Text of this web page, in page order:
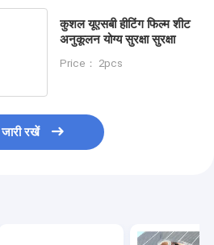
कुशल यूएसबी हीटिंग फिल्म शीट
अनुकूलन योग्य सुरक्षा सुरक्षा
Price： 2pcs
जारी रखें